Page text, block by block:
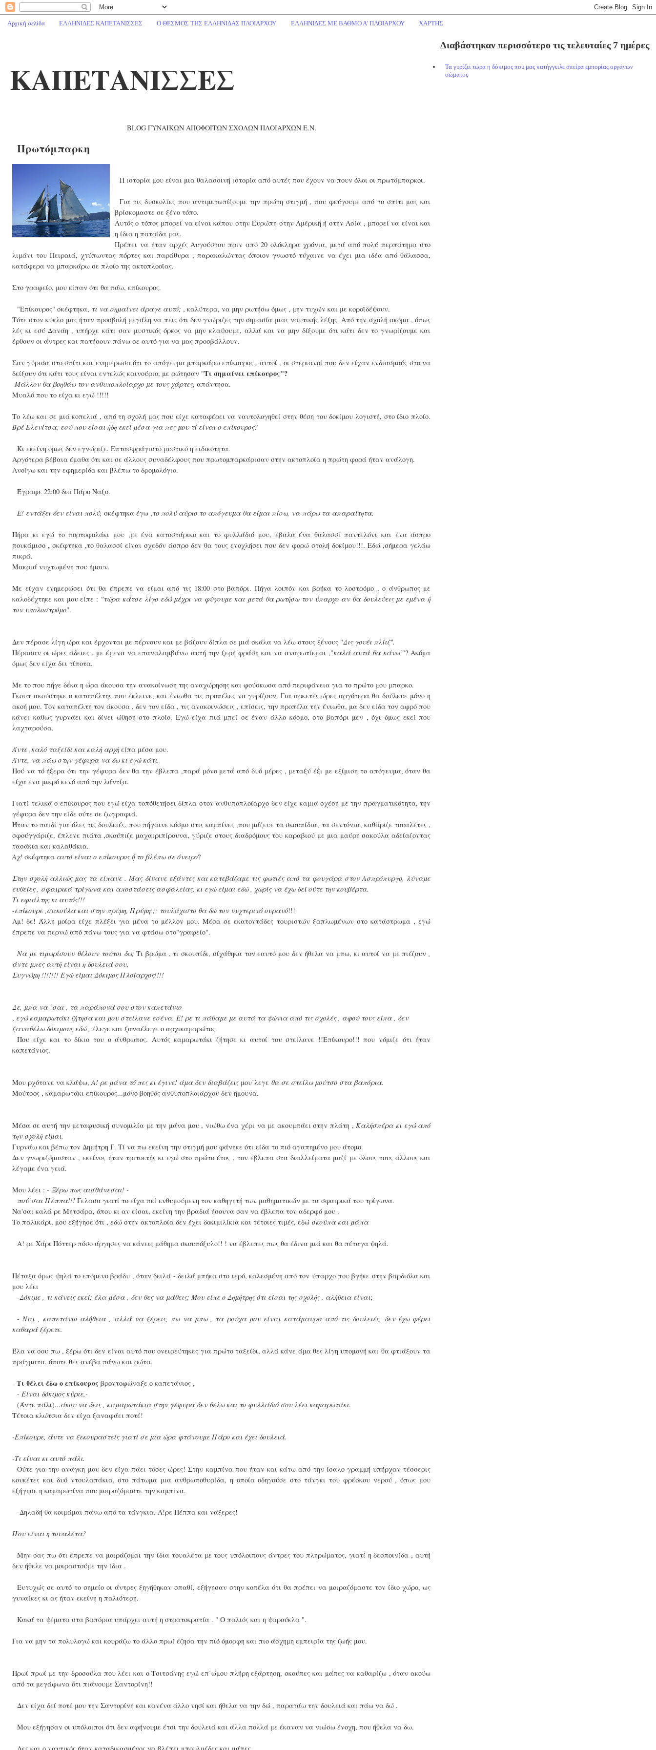
Αρχική σελίδα ΕΛΛΗΝΙΔΕΣ ΚΑΠΕΤΑΝΙΣΣΕΣ Ο ΘΕΣΜΟΣ ΤΗΣ ΕΛΛΗΝΙΔΑΣ ΠΛΟΙΑΡΧΟΥ ΕΛΛΗΝΙΔΕΣ ΜΕ ΒΑΘΜΟ Α' ΠΛΟΙΑΡΧΟΥ ΧΑΡΤΗΣ
ΚΑΠΕΤΑΝΙΣΣΕΣ
BLOG ΓΥΝΑΙΚΩΝ ΑΠΟΦΟΙΤΩΝ ΣΧΟΛΩΝ ΠΛΟΙΑΡΧΩΝ Ε.Ν.
Πρωτόμπαρκη
Η ιστορία μου είναι μια θαλασσινή ιστορία από αυτές που έχουν να πουν όλοι οι πρωτόμπαρκοι.
Για τις δυσκολίες που αντιμετωπίζουμε την πρώτη στιγμή , που φεύγουμε από το σπίτι μας και
βρίσκομαστε σε ξένο τόπο.
Αυτός ο τόπος μπορεί να είναι κάπου στην Ευρώπη στην Αμέρική ή στην Ασία , μπορεί να είναι και
η ίδια η πατρίδα μας.
Πρέπει να ήταν αρχές Αυγούστου πριν από 20 ολόκληρα χρόνια, μετά από πολύ περπάτημα στο
λιμάνι του Πειραιά, χτύπωντας πόρτες και παράθυρα , παρακαλώντας όποιον γνωστό τύχαινε να έχει μια ιδέα από θάλασσα,
κατάφερα να μπαρκάρω σε πλοίο της ακτοπλοοϊας.
Στο γραφείο, μου είπαν ότι θα πάω, επίκουρος.
"Επίκουρος" σκέφτηκα, τι να σημαίνει άραγε αυτό; , καλύτερα, να μην ρωτήσω όμως , μην τυχών και με κοροϊδέψουν.
Τότε στον κύκλο μας ήταν προσβολή μεγάλη να πεις ότι δεν γνώριζες την σημασία μιας ναυτικής λέξης. Από την σχολή ακόμα , όπως
λές κι εσύ Δανάη , υπήρχε κάτι σαν μυστικός όρκος να μην κλαψουμε, αλλά και να μην δίξουμε ότι κάτι δεν το γνωρίζουμε και
έρθουν οι άντρες και πατήσουν πάνω σε αυτό για να μας προσβάλλουν.
Σαν γύρισα στο σπίτι και ενημέρωσα ότι το απόγευμα μπαρκάρω επίκουρος , αυτοί , οι στεριανοί που δεν είχαν ενδιασμούς στο να
δείξουν ότι κάτι τους είναι εντελώς καινούριο, με ρώτησαν "Τι σημαίνει επίκουρος"?
-Μάλλον θα βοηθάω τον ανθυποπλοίαρχο με τους χάρτες, απάντησα.
Μυαλό που το είχα κι εγώ !!!!!
Το λέω και σε μιά κοπελιά , από τη σχολή μας που είχε καταφέρει να ναυτολογηθεί στην θέση του δοκίμου λογιστή, στο ίδιο πλοίο.
Βρέ Ελενίτσα, εσύ που είσαι ήδη εκεί μέσα για πες μου τί είναι ο επίκουρος?
Κι εκείνη όμως δεν εγνώριζε. Επτασφράγιστο μυστικό η ειδικότητα.
Αργότερα βέβαια έμαθα ότι και σε άλλους συναδέλφους που πρωτομπαρκάρισαν στην ακτοπλοϊα η πρώτη φορά ήταν ανάλογη.
Ανοίγω και την εφημερίδα και βλέπω το δρομολόγιο.
Έγραφε 22:00 δια Πάρο Ναξο.
Ε! εντάξει δεν είναι πολύ, σκέφτηκα έγω ,το πολύ αύριο το απόγευμα θα είμαι πίσω, να πάρω τα απαραίτητα.
Πήρα κι εγώ το πορτοφολάκι μου ,με ένα κατοστάρικο και το φυλλάδιό μου, έβαλα ένα θαλασσί παντελόνι και ένα άσπρο
πουκάμισο , σκέφτηκα ,το θαλασσί είναι σχεδόν άσπρο δεν θα τους ενοχλήσει που δεν φορώ στολή δοκίμου!!!. Εδώ ,σήμερα γελάω
πικρά.
Μακριά νυχτωμένη που ήμουν.
Με είχαν ενημερώσει ότι θα έπρεπε να είμαι από τις 18:00 στο βαπόρι. Πήγα λοιπόν και βρήκα το λοστρόμο , ο άνθρωπος με
καλοδέχτηκε και μου είπε : "τώρα κάτσε λίγο εδώ μέχρι να φύγουμε και μετά θα ρωτήσω τον ύπαρχο αν θα δουλεύεις με εμένα ή
τον υπολοστρόμο".
Δεν πέρασε λίγη ώρα και έρχονται με πέρνουν και με βάζουν δίπλα σε μιά σκάλα να λέω στους ξένους "Δις γουέι πλίιζ".
Πέρασαν οι ώρες άδειες , με έμενα να επαναλαμβάνω αυτή την ξερή φράση και να αναρωτίεμαι ,"καλά αυτά θα κάνω΄"? Ακόμα
όμως δεν είχα δει τίποτα.
Με το που πήγε δέκα η ώρα άκουσα την ανακοίνωση της αναχώρησης και φούσκωσα από περιφάνεια για το πρώτο μου μπαρκο.
Γκουπ ακούστηκε ο καταπέλτης που έκλεινε, και ένιωθα τις προπέλες να γυρίζουν. Για αρκετές ώρες αργότερα θα δούλευε μόνο η
ακοή μου. Τον καταπέλτη τον άκουσα , δεν τον είδα , τις ανακοινώσεις , επίσεις, την προπέλα την ένιωθα, μα δεν είδα τον αφρό που
κάνει καθως γυρνάει και δίνει ώθηση στο πλοίο. Εγώ είχα πιά μπεί σε έναν άλλο κόσμο, στο βαπόρι μεν , όχι όμως εκεί που
λαχταρούσα.
Άντε ,καλό ταξείδι και καλή αρχήείπα μέσα μου.
Άντε, να πάω στην γέφυρα να δω κι εγώ κάτι.
Πού να τό ήξερα ότι την γέφυρα δεν θα την έβλεπα ,παρά μόνο μετά από δυό μέρες , μεταξύ έξι με εξίμιση το απόγευμα, όταν θα
είχα ένα μικρό κενό από την λάντζα.
Γιατί τελικά ο επίκουρος που εγώ είχα τοπόθετήσει δίπλα στον ανθυποπλοίαρχο δεν είχε καμιά σχέση με την πραγματικότητα, την
γέφυρα δεν την είδε ούτε σε ζωγραφιά.
Ήταν το παιδί για όλες τις δουλειές, που πήγαινε κόσμο στις καμπίνες ,που μάζευε τα σκουπίδια, τα σεντόνια, καθάριζε τουαλέτες ,
σφούγγάριζε, έπλενε πιάτα ,σκούπιζε μαχαιριπίρουνα, γύριζε στους διαδρόμους του καραβιού με μια μαύρη σακούλα αδείαζοντας
τασάκια και καλαθάκια.
Αχ! σκέφτηκα αυτό είναι ο επίκουρος ή το βλέπω σε όνειρο?
Στην σχολή αλλιώς μας τα είπανε . Μας δίνανε εξάντες και κατεβάζαμε τις φωτιές από τα φουγάρα στον Ασπρόπυργο, λύναμε
ευθείες , σφαιρικά τρίγωνα και αποστάσεις ασφαλείας, κι εγώ είμαι εδώ , χωρίς να έχω δεί ούτε την κουβέρτα.
Τι εφιάλτης κι αυτός!!!
-επίκουρε ,σακούλα και στην πρύμη, Πρύμη:;; τουλάχιστο θα δώ τον νυχτερινό ουρανό!!!
Αμ! δε! Άλλη μοίρα είχε πλέξει για μένα το μέλλον μου. Μέσα σε εκατοντάδες τουριστών ξαπλωμένων στο κατάστρωμα , εγώ
έπρεπε να περνώ από πάνω τους για να φτάσω στο"γραφείο".
Να με τιμωρίσουν θέλουν τούτοι δω; Τι βρώμα , τι σκουπίδι, σίχάθηκα τον εαυτό μου δεν ήθελα να μπω, κι αυτοί να με πιέζουν ,
άντε μπες αυτή είναι η δουλειά σου,
Συγνώμη !!!!!!! Εγώ είμαι Δόκιμος Πλοίαρχος!!!!
Δε, μπα να ΄σαι , τα παράπονά σου στον καπετάνιο
, εγώ καμαρωτάκι ζήτησα και μου στείλανε εσένα. Ε! ρε τι πάθαμε με αυτά τα ψώνια από τις σχολές , αφού τους είπα , δεν
ξαναθέλω δόκιμους εδώ , έλεγε και ξαναέλεγε ο αρχικαμαρώτος.
Που είχε και το δίκιο του ο άνθρωπος. Αυτός καμαρωτάκι ζήτησε κι αυτοί του στείλανε !!Επίκουρο!!! που νόμιζε ότι ήταν
καπετάνιος.
Μου ρχότανε να κλάψω,Α! ρε μάνα τό'πες κι έγινε! άμα δεν διαβάζειςμου΄λεγε θα σε στείλω μούτσο στα βαπόρια.
Μούτσος , καμαρωτάκι επίκουρος...μόνο βοηθός ανθυποπλοιάρχου δεν ήμουνα.
Μέσα σε αυτή την μεταφυσική συνομιλία με την μάνα μου , νιώθω ένα χέρι να με ακουμπάει στην πλάτη ,Καλήσπέρα κι εγώ από
την σχολή είμαι.
Γυρνάω και βέπω τον Δημήτρη Γ. Τί να πω εκείνη την στιγμή μου φάνηκε ότι είδα το πιό αγαπημένο μου άτομο.
Δεν γνωριζόμασταν , εκείνος ήταν τριτοετής κι εγώ στο πρώτο έτος , τον έβλεπα στα διαλλείματα μαζί με όλους τους άλλους και
λέγαμε ένα γειά.
Μου λέει : - Ξέρω πως αισθάνεσαι! -
πού΄σαι Πέππα!!! Γελασα γιατί το είχα πεί ενθυμούμενη τον καθηγητή των μαθηματικών με τα σφαιρικά του τρίγωνα.
Να'σαι καλά ρε Μητσάρα, όπου κι αν είσαι, εκείνη την βραδιά ήσουνα σαν να έβλεπα τον αδερφό μου .
Το παλικάρι, μου εξήγησε ότι , εδώ στην ακτοπλοία δεν έχει δοκιμιλίκια και τέτοιες τιμές, εδώ σκούπα και μάπα
Α! ρε Χάρι Πόττερ πόσο άργησες να κάνεις μάθημα σκουπόξυλο!! ! να έβλεπες πως θα έδινα μιά και θα πέταγα ψηλά.
Πέταξα όμως ψηλά το επόμενο βράδυ , όταν δειλά - δειλά μπήκα στο ιερό, καλεσμένη από τον ύπαρχο που βγήκε στην βαρδιόλα και
μου λέει
-Δόκιμε , τι κάνεις εκεί; έλα μέσα , δεν θες να μάθεις; Μου είπε ο Δημήτρης ότι είσαι της σχολής , αλήθεια είναι;
-Ναι , καπετάνιο αλήθεια , αλλά να ξέρεις, πω να μπω , τα ρούχα μου είναι κατάμαυρα από τις δουλειές, δεν έχω φέρει
καθαρά ξέρετε.
Έλα να σου πω , ξέρω ότι δεν είναι αυτό που ονειρεύτηκες για πρώτο ταξείδι, αλλά κάνε άμα θες λίγη υπομονή και θα φτιάξουν τα
πράγματα, όποτε θες ανέβα πάνω και ρώτα.
- Τι θέλει έδω ο επίκουρος βροντοφώναξε ο καπετάνιος ,
- Είναι δόκιμος κύριε,-
(Άντε πάλι)...άκου να δεις , καμαρωτάκια στην γέφυρα δεν θέλω και το φυλλάδιό σου λέει καμαρωτάκι.
Τέτοια κλώτσια δεν είχα ξαναφάει ποτέ!
-Επίκουρε, άντε να ξεκουραστείς γιατί σε μια ώρα φτάνουμε Πάρο και έχει δουλειά.
-Τι είναι κι αυτό πάλι.
Ούτε για την ανάγκη μου δεν είχα πάει τόσες ώρες! Στην καμπίνα που ήταν και κάτω από την ίσαλο γραμμή υπήρχαν τέσσερις
κουκέτες και δυό ντουλαπάκια, στο πάτωμα μια ανθρωποθυρίδα, η οποία οδηγούσε στο τάνγκι του φρέσκου νερού , όπως μου
εξήγησε η καμαρωτίνα που μοιραζόμαστε την καμπίνα.
-Δηλαδή θα κοιμάμαι πάνω από τα τάνγκια. Α!ρε Πέππα και νάξερες!
Που είναι η τουαλέτα?
Μην σας πω ότι έπρεπε να μοιράζομαι την ίδια τουαλέτα με τους υπόλοιπους άντρες του πληρώματος, γιατί η δεσποινίδα , αυτή
δεν ήθελε να μοιραστούμε την ίδια .
Ευτυχώς σε αυτό το σημείο οι άντρες ξηγήθηκαν σπαθί, εξήγησαν στην κοπέλα ότι θα πρέπει να μοιραζόμαστε τον ίδιο χώρο, ως
γυναίκες κι ας ήταν εκείνη η παλιότερη.
Κακά τα ψέματα στα βαπόρια υπάρχει αυτή η στρατοκρατία . " Ο παλιός και η ψαρούκλα ".
Για να μην τα πολυλογώ και κουράζω το άλλο πρωί έζησα την πιό όμορφη και πιο άσχημη εμπειρία της ζωής μου.
Πρωί πρωί με την δροσούλα που λέει και ο Τσιτσάνης εγώ επ΄ώμου πλήρη εξάρτηση, σκούπες και μάπες να καθαρίζω , όταν ακούω
από τα μεγάφωνα ότι πιάνουμε Σαντορίνη!!
Δεν είχα δεί ποτέ μου την Σαντορίνη και κανένα άλλο νησί και ήθελα να την δώ , παρατάω την δουλειά και πάω να δώ .
Μου εξήγησαν οι υπόλοιποι ότι δεν αφήνουμε έτσι την δουλειά και άλλα πολλά με έκαναν να νιώσω ένοχη, που ήθελα να δω.
Διαβάστηκαν περισσότερο τις τελευταίες 7 ημέρες
Τα γυρίζει τώρα η δόκιμος που μας κατήγγειλε σπείρα εμπορίας οργάνων
σώματος